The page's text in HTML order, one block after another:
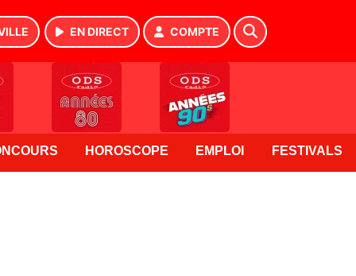
EN DIRECT COMPTE
HOROSCOPE EMPLOI FESTIVALS